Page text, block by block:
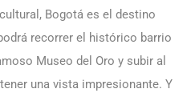
Bogotá es el destino
recorrer el histórico barrio
Museo del Oro y subir al
una vista impresionante. Y